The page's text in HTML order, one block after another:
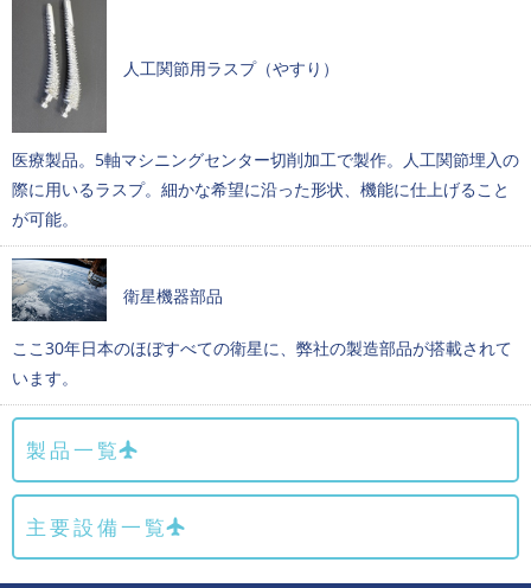
人工関節用ラスプ（やすり）
医療製品。5軸マシニングセンター切削加工で製作。人工関節埋入の
際に用いるラスプ。細かな希望に沿った形状、機能に仕上げること
が可能。
衛星機器部品
ここ30年日本のほぼすべての衛星に、弊社の製造部品が搭載されて
います。
製品一覧
主要設備一覧